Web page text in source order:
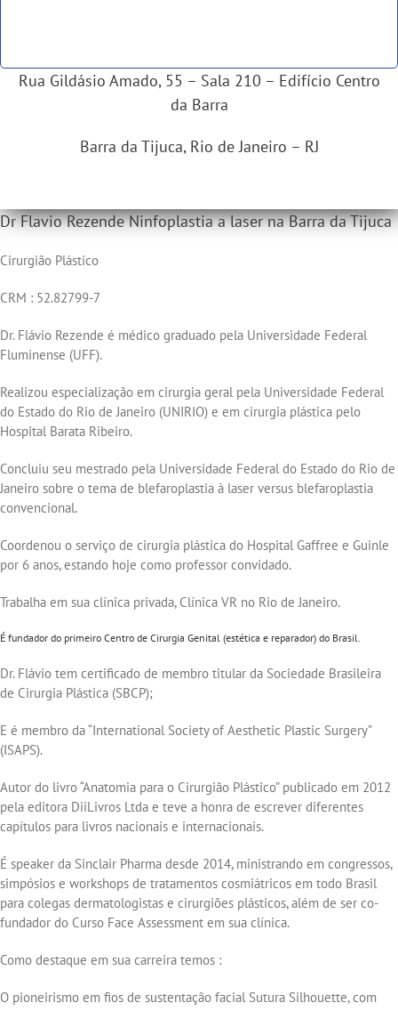
Rua Gildásio Amado, 55 – Sala 210 – Edifício Centro
da Barra
Barra da Tijuca, Rio de Janeiro – RJ
Dr Flavio Rezende Ninfoplastia a laser na Barra da Tijuca
Cirurgião Plástico
CRM : 52.82799-7
Dr. Flávio Rezende é médico graduado pela Universidade Federal
Fluminense (UFF).
Realizou especialização em cirurgia geral pela Universidade Federal
do Estado do Rio de Janeiro (UNIRIO) e em cirurgia plástica pelo
Hospital Barata Ribeiro.
Concluiu seu mestrado pela Universidade Federal do Estado do Rio de
Janeiro sobre o tema de blefaroplastia à laser versus blefaroplastia
convencional.
Coordenou o serviço de cirurgia plástica do Hospital Gaffree e Guinle
por 6 anos, estando hoje como professor convidado.
Trabalha em sua clínica privada, Clínica VR no Rio de Janeiro.
É fundador do primeiro Centro de Cirurgia Genital (estética e reparador) do Brasil.
Dr. Flávio tem certificado de membro titular da Sociedade Brasileira
de Cirurgia Plástica (SBCP);
E é membro da “International Society of Aesthetic Plastic Surgery”
(ISAPS).
Autor do livro “Anatomia para o Cirurgião Plástico” publicado em 2012
pela editora DiiLivros Ltda e teve a honra de escrever diferentes
capítulos para livros nacionais e internacionais.
É speaker da Sinclair Pharma desde 2014, ministrando em congressos,
simpósios e workshops de tratamentos cosmiátricos em todo Brasil
para colegas dermatologistas e cirurgiões plásticos, além de ser co-
fundador do Curso Face Assessment em sua clínica.
Como destaque em sua carreira temos :
O pioneirismo em fios de sustentação facial Sutura Silhouette, com